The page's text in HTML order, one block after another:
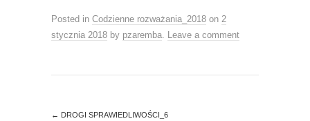
e
w
w
i
w
n
e
w
w
o
Posted in Codzienne rozważania_2018 on 2
stycznia 2018 by pzaremba Leave a comment
← DROGI SPRAWIEDLIWOŚCI_6